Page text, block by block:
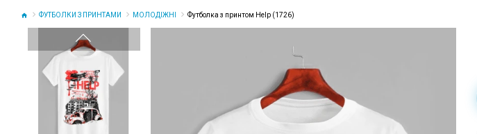
ФУТБОЛКИ З ПРИНТАМИ МОЛОДІЖНІ Футболка з принтом Help (1726)